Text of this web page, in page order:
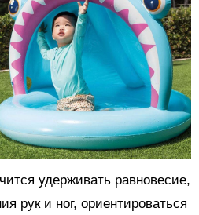
удерживать равновесие,
рук и ног, ориентироваться